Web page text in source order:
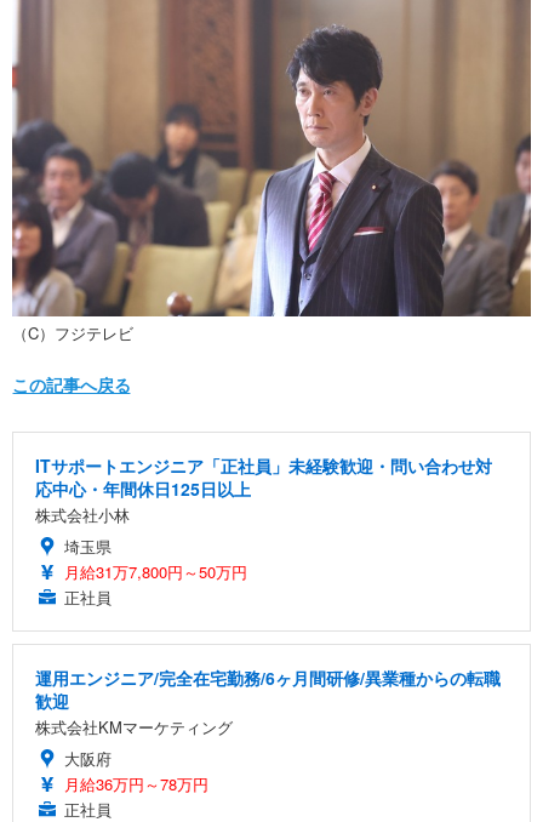
（C）フジテレビ
この記事へ戻る
ITサポートエンジニア「正社員」未経験歓迎・問い合わせ対
応中心・年間休日125日以上
株式会社小林
埼玉県
月給31万7,800円～50万円
正社員
運用エンジニア/完全在宅勤務/6ヶ月間研修/異業種からの転職
歓迎
株式会社KMマーケティング
大阪府
月給36万円～78万円
正社員